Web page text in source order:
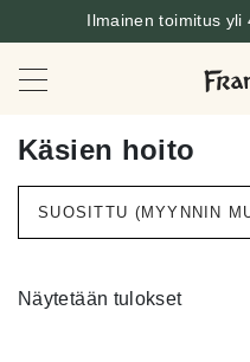
Ilmainen toimitus yli
Käsien hoito
Näytetään tulokset